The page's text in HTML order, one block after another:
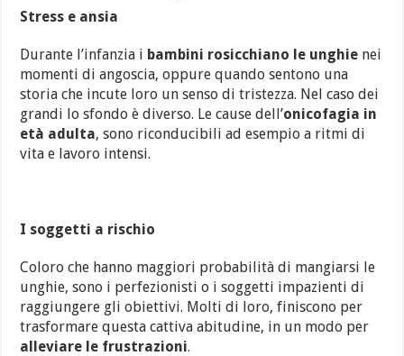
Stress e ansia
Durante l’infanzia i bambini rosicchiano le unghie nei
momenti di angoscia, oppure quando sentono una
storia che incute loro un senso di tristezza. Nel caso dei
grandi lo sfondo è diverso. Le cause dell’onicofagia in
età adulta, sono riconducibili ad esempio a ritmi di
vita e lavoro intensi.
I soggetti a rischio
Coloro che hanno maggiori probabilità di mangiarsi le
unghie, sono i perfezionisti o i soggetti impazienti di
raggiungere gli obiettivi. Molti di loro, finiscono per
trasformare questa cattiva abitudine, in un modo per
alleviare le frustrazioni.